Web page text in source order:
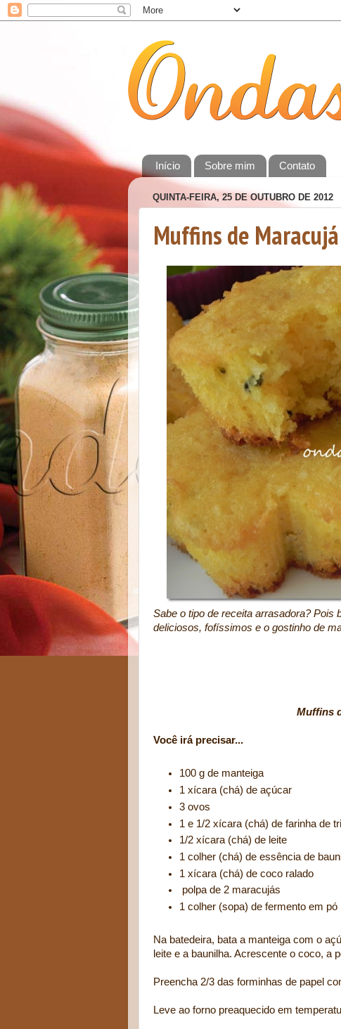
Início Sobre mim Contato
QUINTA-FEIRA, 25 DE OUTUBRO DE 2012
Muffins de
Sabe o tipo de receita arrasadora?
deliciosos, fofíssimos e o gostinho de
Muffins de
Você irá precisar...
100 g de manteiga
1 xícara (chá) de açúcar
3 ovos
1 e 1/2 xícara (chá) de farinha de
1/2 xícara (chá) de leite
1 colher (chá) de essência de
1 xícara (chá) de coco ralado
polpa de 2 maracujás
1 colher (sopa) de fermento em pó
Na batedeira, bata a manteiga com o
leite e a baunilha. Acrescente o coco, a
Preencha 2/3 das forminhas de papel
Leve ao forno preaquecido em